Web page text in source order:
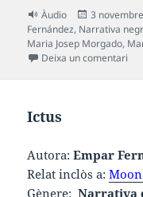
Format
Àudio
Publicat
el
3
Fernández, Narrativa
Maria Josep Morgado,
Deixa un comentari
Ictus
Autora:Empar
Relat inclòs a:
Gènere:Narrativa